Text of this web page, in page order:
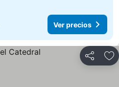
Ver precios
Compartir